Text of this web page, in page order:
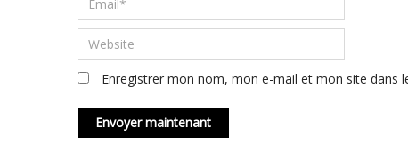
Enregistrer mon nom, mon e-mail et mon site dans